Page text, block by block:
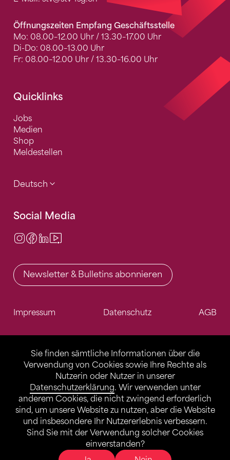
Sie finden sämtliche Informationen über die
Verwendung von Cookies sowie Ihre Rechte als
Nutzerin oder Nutzer in unserer
Datenschutzerklärung. Wir verwenden unter
anderem Cookies, die nicht zwingend erforderlich
sind, um unsere Website zu nutzen, aber die Website
und insbesondere Ihr Nutzererlebnis verbessern.
Sind Sie mit der Verwendung solcher Cookies
einverstanden?
Öffnungszeiten Empfang Geschäftsstelle
Mo: 08.00–12.00 Uhr / 13.30–17.00 Uhr
Di-Do: 08.00–13.00 Uhr
Fr: 08.00–12.00 Uhr / 13.30–16.00 Uhr
Quicklinks
Jobs
Medien
Shop
Meldestellen
Deutsch
Social Media
Instagram
Facebook
LinkedIn
Newsletter & Bulletins abonnieren
Impressum Datenschutz AGB